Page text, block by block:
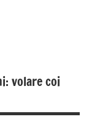
volare coi